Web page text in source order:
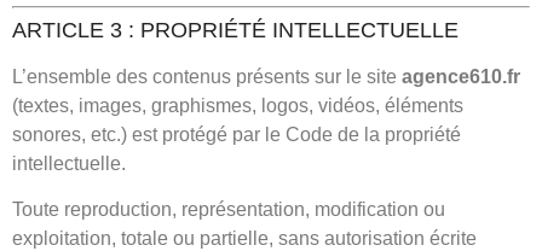
ARTICLE 3 : PROPRIÉTÉ INTELLECTUELLE
L’ensemble des contenus présents sur le site agence610.fr
(textes, images, graphismes, logos, vidéos, éléments
sonores, etc.) est protégé par le Code de la propriété
intellectuelle.
Toute reproduction, représentation, modification ou
exploitation, totale ou partielle, sans autorisation écrite